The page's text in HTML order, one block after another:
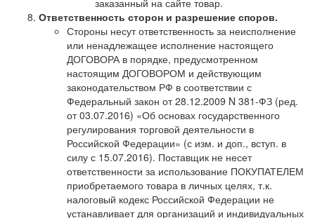
заказанный на сайте товар.
Ответственность сторон и разрешение споров.
Стороны несут ответственность за неисполнение
или ненадлежащее исполнение настоящего
ДОГОВОРА в порядке, предусмотренном
настоящим ДОГОВОРОМ и действующим
законодательством РФ в соответствии с
Федеральный закон от 28.12.2009 N 381-ФЗ (ред.
от 03.07.2016) «Об основах государственного
регулирования торговой деятельности в
Российской Федерации» (с изм. и доп., вступ. в
силу с 15.07.2016). Поставщик не несет
ответственности за использование ПОКУПАТЕЛЕМ
приобретаемого товара в личных целях, т.к.
налоговый кодекс Российской Федерации не
устанавливает для организаций и индивидуальных